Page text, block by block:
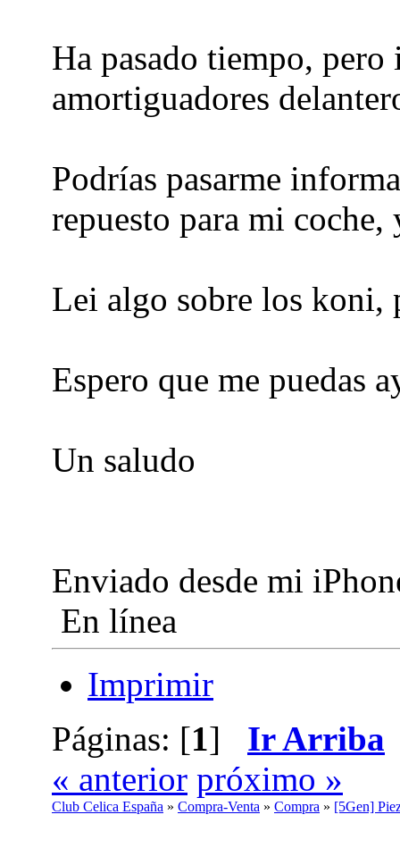
Ha pasado tiempo, pero
amortiguadores
Podrías pasarme
repuesto para mi coche,
Lei algo sobre los koni,
Espero que me puedas
Un saludo
Enviado desde mi
En línea
Imprimir
Páginas: [1] Ir Arriba
« anterior próximo »
Club Celica España » Compra-Venta » Compra » [5Gen]